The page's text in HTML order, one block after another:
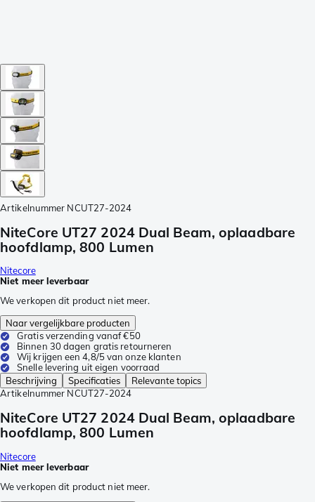
Artikelnummer NCUT27-2024
NiteCore UT27 2024 Dual Beam, oplaadbare
hoofdlamp, 800 Lumen
Nitecore
Niet meer leverbaar
We verkopen dit product niet meer.
Naar vergelijkbare producten
Gratis verzending vanaf €50
Binnen 30 dagen gratis retourneren
Wij krijgen een 4,8/5 van onze klanten
Snelle levering uit eigen voorraad
Beschrijving
Specificaties
Relevante topics
Artikelnummer NCUT27-2024
NiteCore UT27 2024 Dual Beam, oplaadbare
hoofdlamp, 800 Lumen
Nitecore
Niet meer leverbaar
We verkopen dit product niet meer.